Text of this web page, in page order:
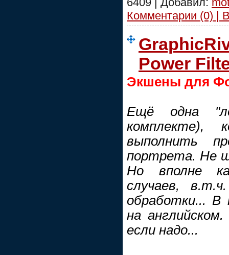
Комментарии (0) |
Power
Экшены для
Ещё одна
комплекте),
выполнить
портрета. Не
Но вполне
случаев,
обработки... В
на
если надо...